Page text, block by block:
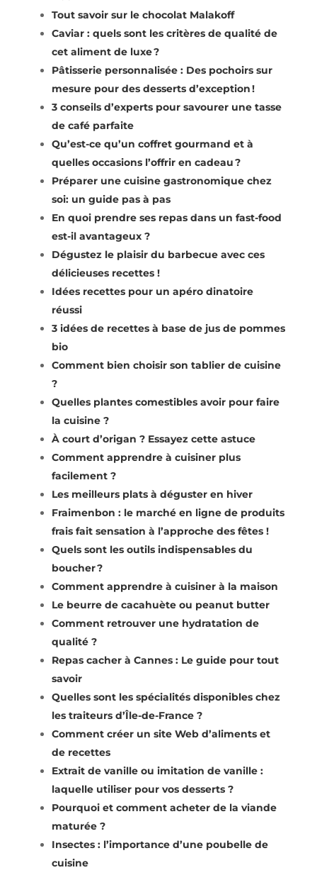
Tout savoir sur le chocolat Malakoff
Caviar : quels sont les critères de qualité de
cet aliment de luxe ?
Pâtisserie personnalisée : Des pochoirs sur
mesure pour des desserts d’exception !
3 conseils d’experts pour savourer une tasse
de café parfaite
Qu’est-ce qu’un coffret gourmand et à
quelles occasions l’offrir en cadeau ?
Préparer une cuisine gastronomique chez
soi: un guide pas à pas
En quoi prendre ses repas dans un fast-food
est-il avantageux ?
Dégustez le plaisir du barbecue avec ces
délicieuses recettes !
Idées recettes pour un apéro dinatoire
réussi
3 idées de recettes à base de jus de pommes
bio
Comment bien choisir son tablier de cuisine
?
Quelles plantes comestibles avoir pour faire
la cuisine ?
À court d’origan ? Essayez cette astuce
Comment apprendre à cuisiner plus
facilement ?
Les meilleurs plats à déguster en hiver
Fraimenbon : le marché en ligne de produits
frais fait sensation à l’approche des fêtes !
Quels sont les outils indispensables du
boucher ?
Comment apprendre à cuisiner à la maison
Le beurre de cacahuète ou peanut butter
Comment retrouver une hydratation de
qualité ?
Repas cacher à Cannes : Le guide pour tout
savoir
Quelles sont les spécialités disponibles chez
les traiteurs d’Île-de-France ?
Comment créer un site Web d’aliments et
de recettes
Extrait de vanille ou imitation de vanille :
laquelle utiliser pour vos desserts ?
Pourquoi et comment acheter de la viande
maturée ?
Insectes : l’importance d’une poubelle de
cuisine